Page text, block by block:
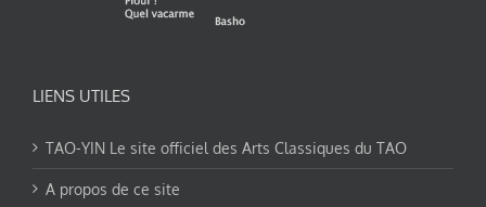
LIENS UTILES
TAO-YIN Le site officiel des Arts Classiques du TAO
A propos de ce site